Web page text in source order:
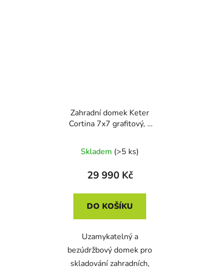
Zahradní domek Keter
Cortina 7x7 grafitový, s
Skladem (>5 ks)
29 990 Kč
DO KOŠÍKU
Uzamykatelný a
bezúdržbový domek pro
skladování zahradních,